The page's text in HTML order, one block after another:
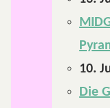
10.
Die